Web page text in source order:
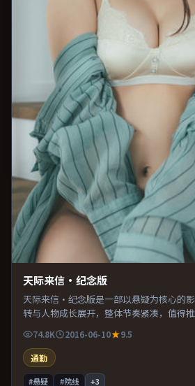
天际来信·纪念版
天际来信·纪念版是一部以悬疑为核心的
转与人物成长展开，整体节奏紧凑，值得推
74.8K 2016-06-10
9.5
通勤
#悬疑 #院线 +3